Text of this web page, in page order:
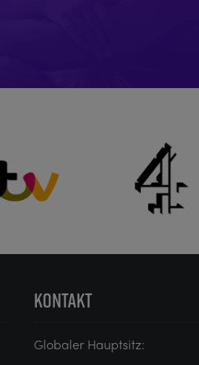
KONTAKT
Globaler Hauptsitz: